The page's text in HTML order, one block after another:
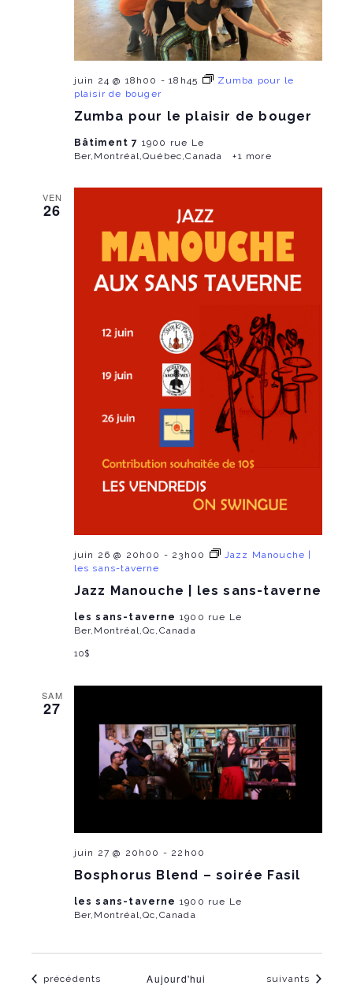
Zumba pour le plaisir de bouger
juin 24 @ 18h00 -18h45
Zumba pour le
plaisir de bouger
Bâtiment 7 1900 rue Le
Ber,Montréal,Québec,Canada
+1 more
VEN
26
Jazz Manouche | les sans-taverne
juin 26 @ 20h00 - 23h00
Jazz Manouche |
les sans-taverne
les sans-taverne 1900 rue Le
Ber,Montréal,Qc,Canada
10$
SAM
27
Bosphorus Blend – soirée Fasil
juin 27 @ 20h00 - 22h00
les sans-taverne 1900 rue Le
Ber,Montréal,Qc,Canada
Évènements
précédents Aujourd'hui Évènements
suivants